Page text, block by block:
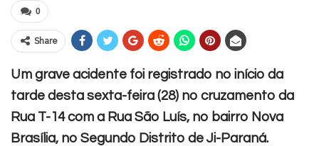
0
Share
Um grave acidente foi registrado no início da
tarde desta sexta-feira (28) no cruzamento da
Rua T-14 com a Rua São Luís, no bairro Nova
Brasília, no Segundo Distrito de Ji-Paraná.